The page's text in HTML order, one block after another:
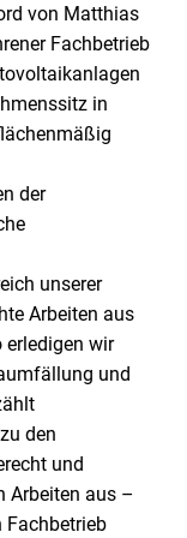
von Matthias
Fachbetrieb
in
der
unserer
Arbeiten aus
erledigen wir
und
den
und
Arbeiten aus –
Fachbetrieb